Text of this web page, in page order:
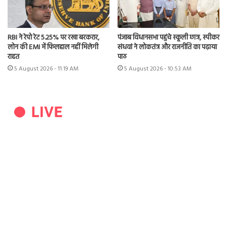
RBI ने रेपो रेट 5.25% पर रखा बरकरार,
लोन की EMI में फिलहाल नहीं मिलेगी
राहत
5 August 2026 - 11:19 AM
पंजाब विधानसभा पहुंचे स्कूली छात्र, स्पीकर
संधवां ने लोकतंत्र और राजनीति का पढ़ाया
पाठ
5 August 2026 - 10:53 AM